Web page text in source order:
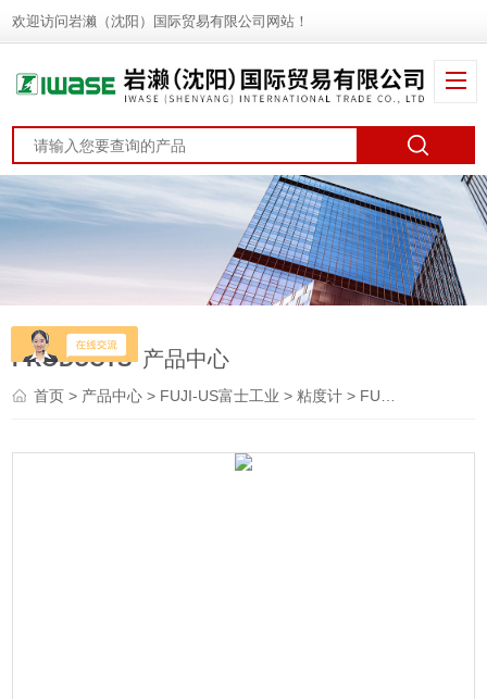
欢迎访问岩濑（沈阳）国际贸易有限公司网站！
PRODUCTS 产品中心
首页> 产品中心 > FUJI-US富士工业 >粘度计 > FUM-1 model-2000FUJI-US富士工业 台式粘度计 衰变密度计